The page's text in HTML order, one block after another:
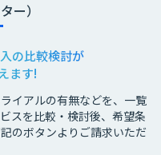
ー）
の比較検討が
ます!
イアルの有無などを、一覧
スを比較・検討後、希望条
のボタンよりご請求いただ